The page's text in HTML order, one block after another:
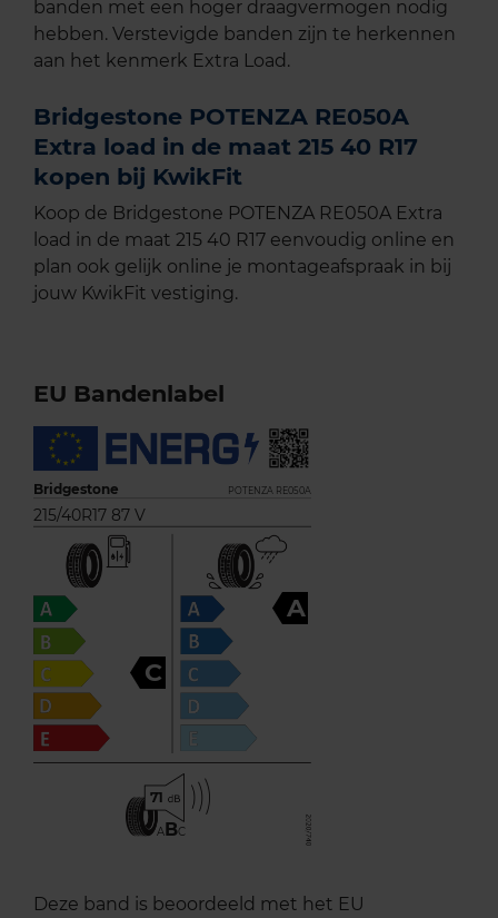
banden met een hoger draagvermogen nodig
hebben. Verstevigde banden zijn te herkennen
aan het kenmerk Extra Load.
Bridgestone POTENZA RE050A
Extra load in de maat 215 40 R17
kopen bij KwikFit
Koop de Bridgestone POTENZA RE050A Extra
load in de maat 215 40 R17 eenvoudig online en
plan ook gelijk online je montageafspraak in bij
jouw KwikFit vestiging.
EU Bandenlabel
Bridgestone POTENZA RE050A
215/40R17 87 V
C
A
71
ABC
Deze band is beoordeeld met het EU